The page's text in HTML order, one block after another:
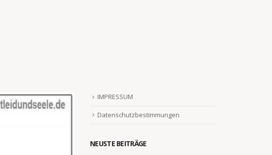
IMPRESSUM
Datenschutzbestimmungen
NEUSTE BEITRÄGE